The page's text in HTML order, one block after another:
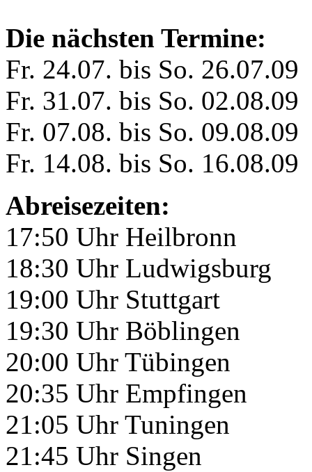
Die nächsten Termine:
Fr. 24.07. bis So. 26.07.09
Fr. 31.07. bis So. 02.08.09
Fr. 07.08. bis So. 09.08.09
Fr. 14.08. bis So. 16.08.09
Abreisezeiten:
17:50 Uhr Heilbronn
18:30 Uhr Ludwigsburg
19:00 Uhr Stuttgart
19:30 Uhr Böblingen
20:00 Uhr Tübingen
20:35 Uhr Empfingen
21:05 Uhr Tuningen
21:45 Uhr Singen